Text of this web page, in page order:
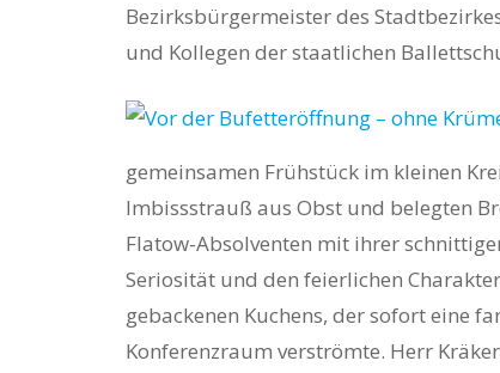
Hit enter to search or ESC to close
Bezirksbürgermeister des
und Kollegen der staatlichen
gemeinsamen Frühstück im kleinen
Imbissstrauß aus Obst und belegten
Flatow-Absolventen mit ihrer
Seriosität und den feierlichen
gebackenen Kuchens, der sofort eine
Konferenzraum verströmte. Herr